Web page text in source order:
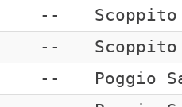
--
Scoppito
--
Scoppito
--
Poggio